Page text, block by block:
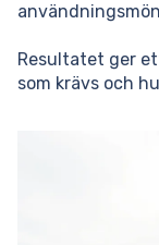
Resultatet ger
som krävs och